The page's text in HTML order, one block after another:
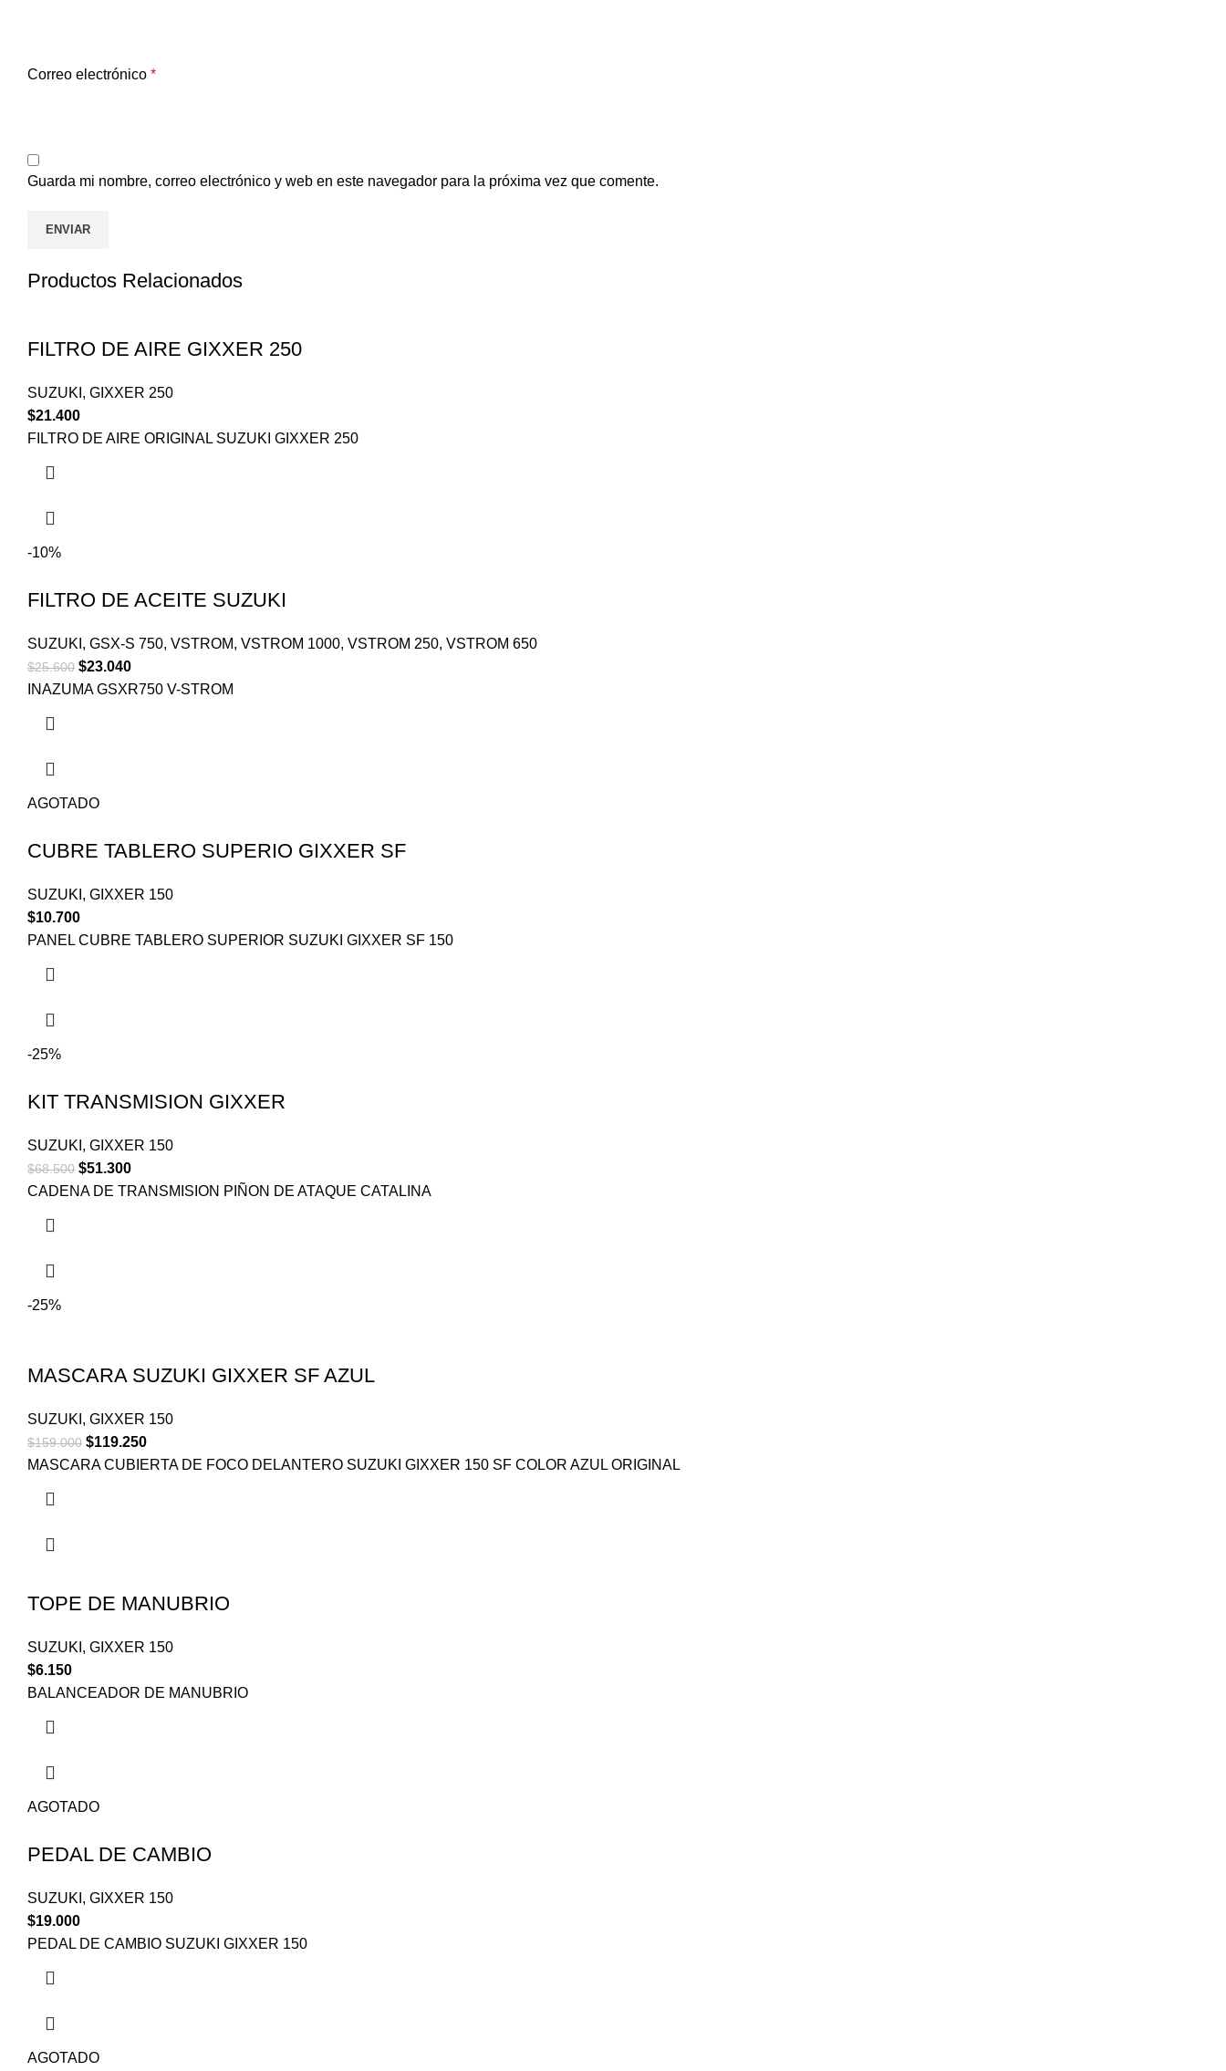
Correo electrónico *
Guarda mi nombre, correo electrónico y web en este navegador para la próxima vez que comente.
Productos Relacionados
FILTRO DE AIRE GIXXER 250
SUZUKI , GIXXER 250
$21.400
FILTRO DE AIRE ORIGINAL SUZUKI GIXXER 250
-10%
FILTRO DE ACEITE SUZUKI
SUZUKI , GSX-S 750, VSTROM, VSTROM 1000, VSTROM 250, VSTROM 650
$25.600 $23.040
INAZUMA GSXR750 V-STROM
AGOTADO
CUBRE TABLERO SUPERIO GIXXER SF
SUZUKI , GIXXER 150
$10.700
PANEL CUBRE TABLERO SUPERIOR SUZUKI GIXXER SF 150
-25%
KIT TRANSMISION GIXXER
SUZUKI , GIXXER 150
$68.500 $51.300
CADENA DE TRANSMISION PIÑON DE ATAQUE CATALINA
-25%
MASCARA SUZUKI GIXXER SF AZUL
SUZUKI , GIXXER 150
$159.000 $119.250
MASCARA CUBIERTA DE FOCO DELANTERO SUZUKI GIXXER 150 SF COLOR AZUL ORIGINAL
TOPE DE MANUBRIO
SUZUKI , GIXXER 150
$6.150
BALANCEADOR DE MANUBRIO
AGOTADO
PEDAL DE CAMBIO
SUZUKI , GIXXER 150
$19.000
PEDAL DE CAMBIO SUZUKI GIXXER 150
AGOTADO